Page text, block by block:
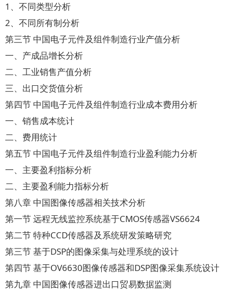
1、不同类型分析
2、不同所有制分析
第三节 中国电子元件及组件制造行业产值分析
一、产成品增长分析
二、工业销售产值分析
三、出口交货值分析
第四节 中国电子元件及组件制造行业成本费用分析
一、销售成本统计
二、费用统计
第五节 中国电子元件及组件制造行业盈利能力分析
一、主要盈利指标分析
二、主要盈利能力指标分析
第八章 中国图像传感器相关技术分析
第一节 远程无线监控系统基于CMOS传感器VS6624
第二节 特种CCD传感器及系统研发策略研究
第三节 基于DSP的图像采集与处理系统的设计
第四节 基于OV6630图像传感器和DSP图像采集系统设计
第九章 中国图像传感器进出口贸易数据监测